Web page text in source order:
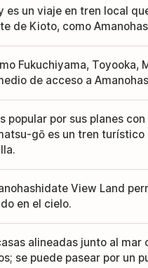
es un viaje en tren local
de Kioto, como
Fukuchiyama, Toyooka,
de acceso a
popular por sus planes
gō es un tren
View Land
en el cielo.
alineadas junto al
se puede pasear por un